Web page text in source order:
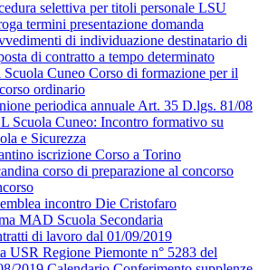
selettiva per titoli personale LSU
termini presentazione domanda
di individuazione destinatario di
di contratto a tempo determinato
Scuola Cuneo Corso di formazione per il
ordinario
periodica annuale Art. 35 D.lgs. 81/08
Scuola Cuneo: Incontro formativo su
e Sicurezza
iscrizione Corso a Torino
corso di preparazione al concorso
incontro Die Cristofaro
MAD Scuola Secondaria
di lavoro dal 01/09/2019
USR Regione Piemonte n° 5283 del